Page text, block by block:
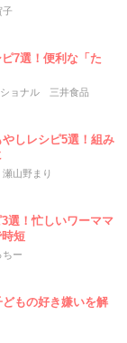
子
7選！便利な「た
ショナル 三井食品
しレシピ5選！組み
山野まり
選！忙しいワーママ
短
ちー
もの好き嫌いを解